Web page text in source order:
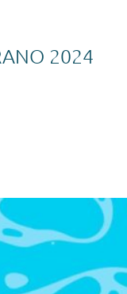
2024